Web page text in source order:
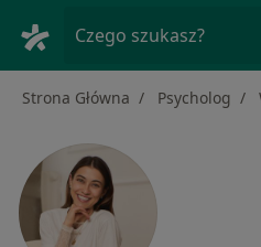
Czego szukasz?
Strona Główna Psycholog